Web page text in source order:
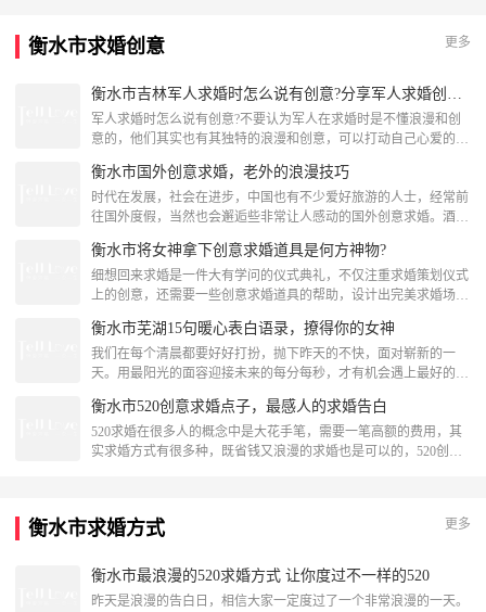
些比较适合求婚的餐厅呢?菜主题餐厅位于市黄浦区路353号，是一
衡水市求婚创意 更多
军人求婚时怎么说有创意?不要认为军人在求婚时是不懂浪漫和创
意的，他们其实也有其独特的浪漫和创意，可以打动自己心爱的女
看看军人的创意浪漫求婚告白。军人求婚创意词一、如果你愿意，
请不要对我存有怀疑，我保证以后一定会好好疼你，好好爱你，让
天地为鉴，时间为证，用我最真挚的爱，温暖你的一生，我们的相
衡水市国外创意求婚，老外的浪漫技巧
时代在发展，社会在进步，中国也有不少爱好旅游的人士，经常前
往国外度假，当然也会邂逅些非常让人感动的国外创意求婚。酒店
了上千人精心准备，他挽着女友的手走进的这家酒店，在酒店的入
口，浪漫的剧情就已经开始上演，他和女友在工作人员的帮助下，
戴上了情侣特有的饰品，当他和最亲爱的女友走进酒店，反转性的
衡水市将女神拿下创意求婚道具是何方神物?
细想回来求婚是一件大有学问的仪式典礼，不仅注重求婚策划仪式
上的创意，还需要一些创意求婚道具的帮助，设计出完美求婚场
划中是十分重要，整个求婚现场的氛围要靠它们协调搭配。那么创
意求婚道具在现场应该怎样布置呢?又有哪些创意求婚道具让你的
女孩点头对你说“I DO”呢?小编带你来揭秘。创意求婚道具：求婚
衡水市芜湖15句暖心表白语录，撩得你的女神
我们在每个清晨都要好好打扮，抛下昨天的不快，面对崭新的一
天。用最阳光的面容迎接未来的每分每秒，才有机会遇上最好的爱
程。暖心表白语录1.不管风雨再不再来，让我的爱伴着你直到永
远。无需言证的承诺，我的心早已给了你。今生今世只想和你在一
起。2.岁月就像一条河，爱情就像在河里游动的鱼，失恋的滋味多
衡水市520创意求婚点子，最感人的求婚告白
520求婚在很多人的概念中是大花手笔，需要一笔高额的费用，其
实求婚方式有很多种，既省钱又浪漫的求婚也是可以的，520创意
常合适的，当你已经做好求婚计划，当你已经确定在什么时间里面
衡水市求婚方式 更多
衡水市最浪漫的520求婚方式 让你度过不一样的520
昨天是浪漫的告白日，相信大家一定度过了一个非常浪漫的一天。